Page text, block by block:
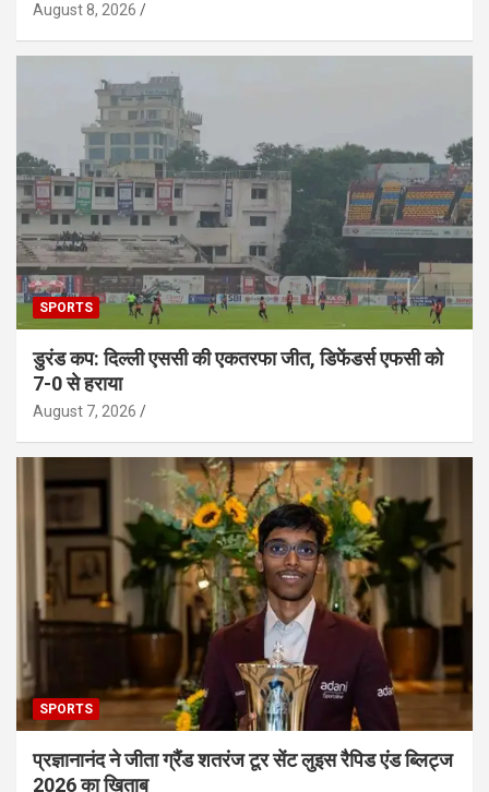
August 8, 2026
SPORTS
डुरंड कप: दिल्ली एससी की एकतरफा जीत, डिफेंडर्स एफसी को
7-0 से हराया
August 7, 2026
SPORTS
प्रज्ञानानंद ने जीता ग्रैंड शतरंज टूर सेंट लुइस रैपिड एंड ब्लिट्ज
2026 का खिताब